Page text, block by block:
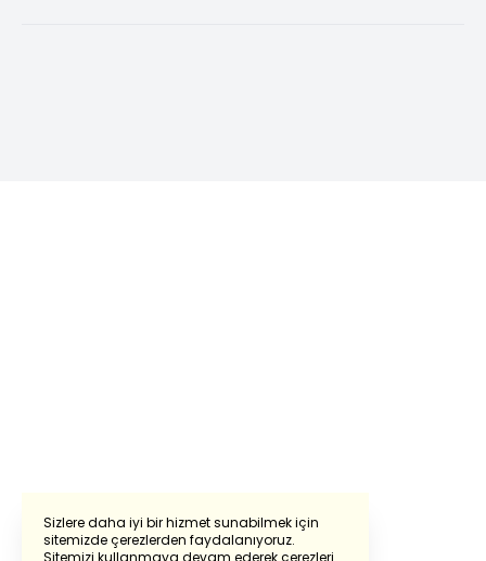
Sizlere daha iyi bir hizmet sunabilmek için
sitemizde çerezlerden faydalanıyoruz.
Sitemizi kullanmaya devam ederek çerezleri